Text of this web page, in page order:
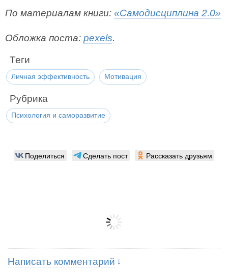
По материалам книги: «Самодисциплина 2.0»
Обложка поста: pexels.
Теги
Личная эффективность Мотивация
Рубрика
Психология и саморазвитие
Поделиться Сделать пост Рассказать друзьям
Написать комментарий